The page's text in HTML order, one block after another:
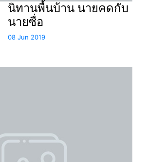
นิทานพื้นบ้าน นายคดกับ
นายซื่อ
08 Jun 2019